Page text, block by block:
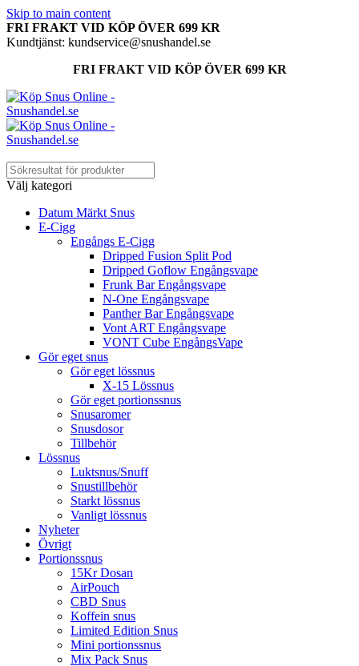
Skip to main content
FRI FRAKT VID KÖP ÖVER 699 KR
Kundtjänst: kundservice@snushandel.se
FRI FRAKT VID KÖP ÖVER 699 KR
Välj kategori
Datum Märkt Snus
E-Cigg
Engångs E-Cigg
Dripped Fusion Split Pod
Dripped Goflow Engångsvape
Frunk Bar Engångsvape
N-One Engångsvape
Panther Bar Engångsvape
Vont ART Engångsvape
VONT Cube EngångsVape
Gör eget snus
Gör eget lössnus
X-15 Lössnus
Gör eget portionssnus
Snusaromer
Snusdosor
Tillbehör
Lössnus
Luktsnus/Snuff
Snustillbehör
Starkt lössnus
Vanligt lössnus
Nyheter
Övrigt
Portionssnus
15Kr Dosan
AirPouch
CBD Snus
Koffein snus
Limited Edition Snus
Mini portionssnus
Mix Pack Snus